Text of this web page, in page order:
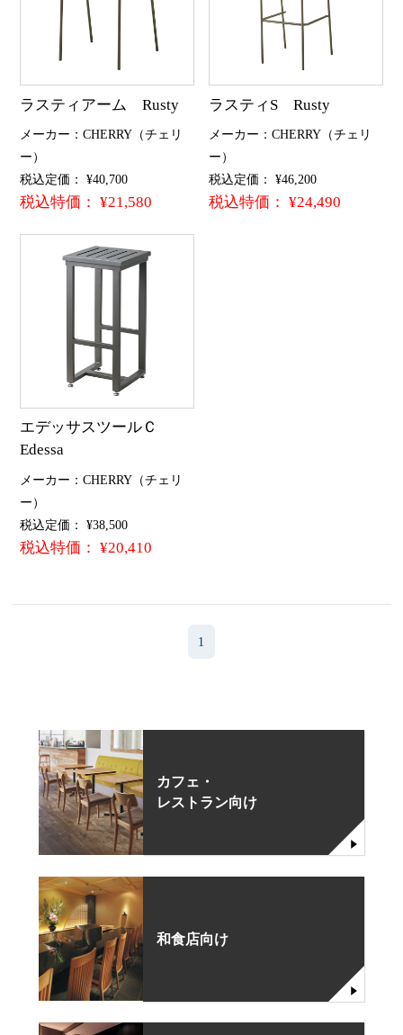
ラスティアーム Rusty
メーカー：CHERRY（チェリ
ー）
税込定価： ¥40,700
税込特価： ¥21,580
ラスティS Rusty
メーカー：CHERRY（チェリ
ー）
税込定価： ¥46,200
税込特価： ¥24,490
エデッサスツールＣ
Edessa
メーカー：CHERRY（チェリ
ー）
税込定価： ¥38,500
税込特価： ¥20,410
1
カフェ・
レストラン向け
和食店向け